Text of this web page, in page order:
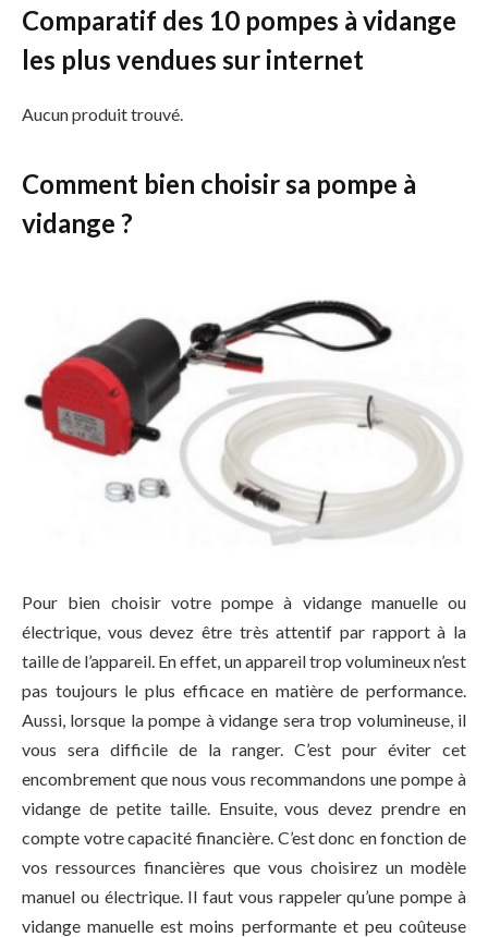
Comparatif des 10 pompes à vidange
les plus vendues sur internet
Aucun produit trouvé.
Comment bien choisir sa pompe à
vidange ?
Pour bien choisir votre pompe à vidange manuelle ou
électrique, vous devez être très attentif par rapport à la
taille de l’appareil. En effet, un appareil trop volumineux n’est
pas toujours le plus efficace en matière de performance.
Aussi, lorsque la pompe à vidange sera trop volumineuse, il
vous sera difficile de la ranger. C’est pour éviter cet
encombrement que nous vous recommandons une pompe à
vidange de petite taille. Ensuite, vous devez prendre en
compte votre capacité financière. C’est donc en fonction de
vos ressources financières que vous choisirez un modèle
manuel ou électrique. Il faut vous rappeler qu’une pompe à
vidange manuelle est moins performante et peu coûteuse